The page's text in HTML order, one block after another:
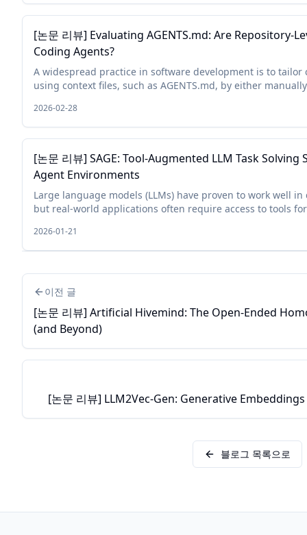
[논문 리뷰] Evaluating AGENTS.md: Are Repository-
Coding Agents?
A widespread practice in software development is to
using context files, such as AGENTS.md, by either
2026-02-28
[논문 리뷰] SAGE: Tool-Augmented LLM Task
Agent Environments
Large language models (LLMs) have proven to work well
but real-world applications often require access to tools
2026-01-21
이전 글
[논문 리뷰] Artificial Hivemind: The Open-Ended
(and Beyond)
[논문 리뷰] LLM2Vec-Gen: Generative
블로그 목록으로